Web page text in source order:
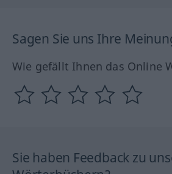
Sagen Sie uns Ihre
Wie gefällt Ihnen das Online
Sie haben Feedback zu